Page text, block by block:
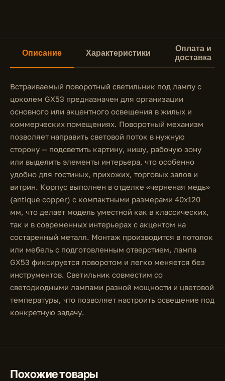
Описание Характеристики
Оплата и
доставка
Встраиваемый поворотный светильник под лампу с
цоколем GX53 предназначен для организации
основного или акцентного освещения в жилых и
коммерческих помещениях. Поворотный механизм
позволяет направить световой поток в нужную
сторону — подсветить картину, нишу, рабочую зону
или выделить элементы интерьера, что особенно
удобно для гостиных, прихожих, торговых залов и
витрин. Корпус выполнен в отделке «черненая медь»
(antique copper) с компактными размерами 40x120
мм, что делает модель уместной как в классических,
так и в современных интерьерах с акцентом на
состаренный металл. Монтаж производится в потолок
или мебель с подготовленным отверстием, лампа
GX53 фиксируется поворотом и легко меняется без
инструментов. Светильник совместим со
светодиодными лампами разной мощности и цветовой
температуры, что позволяет настроить освещение под
конкретную задачу.
Похожие товары